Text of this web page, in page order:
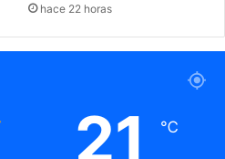
hace 22 horas
21 ℃